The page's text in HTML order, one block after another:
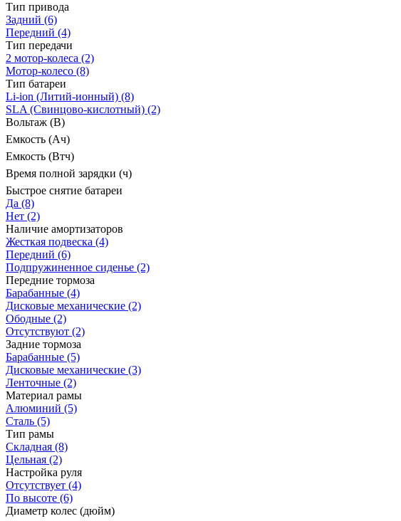
Тип привода
Задний (6)
Передний (4)
Тип передачи
2 мотор-колеса (2)
Мотор-колесо (8)
Тип батареи
Li-ion (Литий-ионный) (8)
SLA (Свинцово-кислотный) (2)
Вольтаж (В)
Емкость (Ач)
Емкость (Втч)
Время полной зарядки (ч)
Быстрое снятие батареи
Да (8)
Нет (2)
Наличие амортизаторов
Жесткая подвеска (4)
Передний (6)
Подпружиненное сиденье (2)
Передние тормоза
Барабанные (4)
Дисковые механические (2)
Ободные (2)
Отсутствуют (2)
Задние тормоза
Барабанные (5)
Дисковые механические (3)
Ленточные (2)
Материал рамы
Алюминий (5)
Сталь (5)
Тип рамы
Складная (8)
Цельная (2)
Настройка руля
Отсутствует (4)
По высоте (6)
Диаметр колес (дюйм)